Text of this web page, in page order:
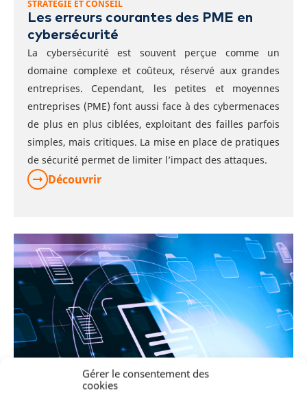
Gérer le consentement des
cookies
STRATÉGIE ET CONSEIL
Les erreurs courantes des PME en
cybersécurité
La cybersécurité est souvent perçue comme un
domaine complexe et coûteux, réservé aux grandes
entreprises. Cependant, les petites et moyennes
entreprises (PME) font aussi face à des cybermenaces
de plus en plus ciblées, exploitant des failles parfois
simples, mais critiques. La mise en place de pratiques
de sécurité permet de limiter l’impact des attaques.
Découvrir